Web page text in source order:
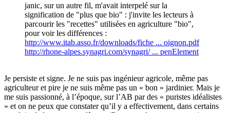
janic, sur un autre fil, m'avait interpelé sur la
signification de "plus que bio" : j'invite les lecteurs à
parcourir les "recettes" utilisées en agriculture "bio",
pour voir les différences :
http://www.itab.asso.fr/downloads/fiche ... oignon.pdf
http://rhone-alpes.synagri.com/synagri/ ... penElement
Je persiste et signe. Je ne suis pas ingénieur agricole, même pas
agriculteur et pire je ne suis même pas un « bon » jardinier. Mais je
me suis passionné, à l’époque, sur l’AB par des « puristes idéalistes
» et on ne peux que constater qu’il y a effectivement, dans certains